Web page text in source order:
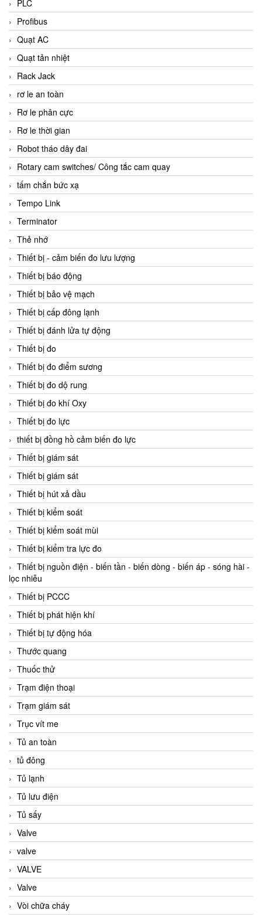
PLC
Profibus
Quạt AC
Quạt tản nhiệt
Rack Jack
rơ le an toàn
Rơ le phân cực
Rơ le thời gian
Robot tháo dây đai
Rotary cam switches/ Công tắc cam quay
tấm chắn bức xạ
Tempo Link
Terminator
Thẻ nhớ
Thiết bị - cảm biến đo lưu lượng
Thiết bị báo động
Thiết bị bảo vệ mạch
Thiết bị cấp đông lạnh
Thiết bị đánh lửa tự động
Thiết bị đo
Thiết bị đo điểm sương
Thiết bị đo dộ rung
Thiết bị đo khí Oxy
Thiết bị đo lực
thiết bị đồng hồ cảm biến đo lực
Thiết bị giám sát
Thiết bị giám sát
Thiết bị hút xả dầu
Thiết bị kiểm soát
Thiết bị kiểm soát mùi
Thiết bị kiểm tra lực đo
Thiết bị nguồn điện - biến tần - biến dòng - biến áp - sóng hài -
lọc nhiễu
Thiết bị PCCC
Thiết bị phát hiện khí
Thiết bị tự động hóa
Thước quang
Thuốc thử
Trạm điện thoại
Trạm giám sát
Trục vít me
Tủ an toàn
tủ đông
Tủ lạnh
Tủ lưu điện
Tủ sấy
Valve
valve
VALVE
Valve
Vòi chữa cháy